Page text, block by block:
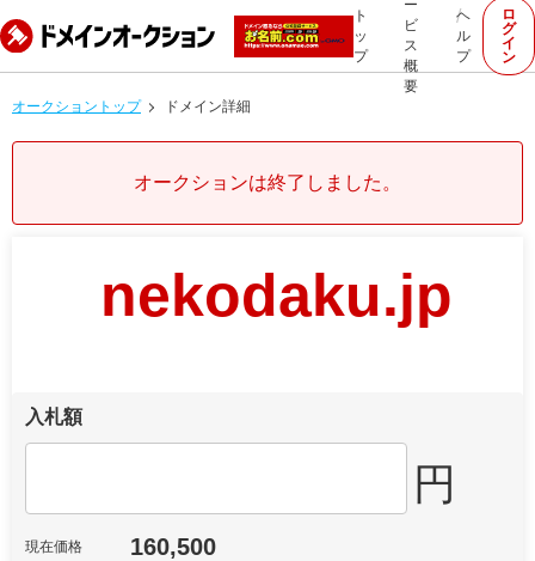
ト
ッ
プ
ー
ビ
ス
概
要
ヘ
ル
プ
ロ
グ
イ
ン
オークショントップ ドメイン詳細
オークションは終了しました。
nekodaku.jp
入札額
円
現在価格 160,500